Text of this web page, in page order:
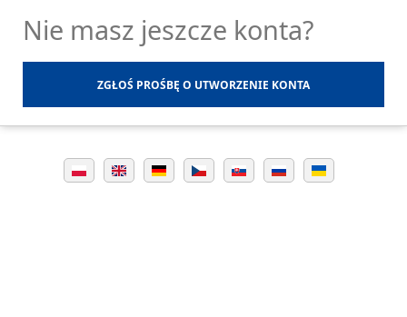
Nie masz jeszcze konta?
ZGŁOŚ PROŚBĘ O UTWORZENIE KONTA